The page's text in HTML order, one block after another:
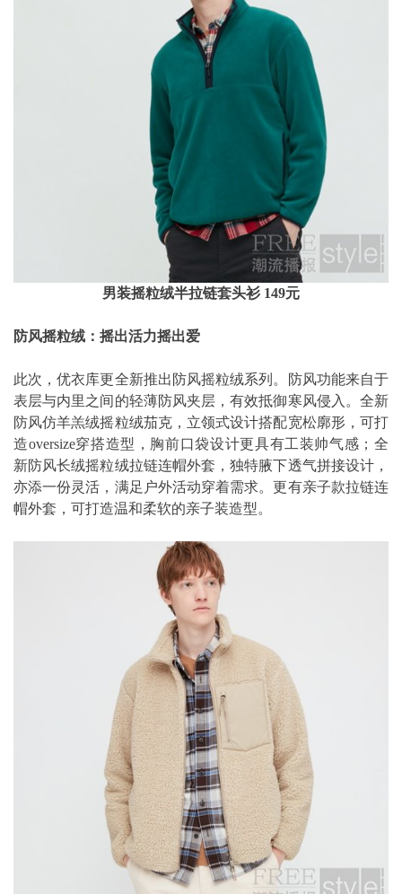
男装摇粒绒半拉链套头衫 149元
防风摇粒绒：摇出活力摇出爱
此次，优衣库更全新推出防风摇粒绒系列。防风功能来自于
表层与内里之间的轻薄防风夹层，有效抵御寒风侵入。全新
防风仿羊羔绒摇粒绒茄克，立领式设计搭配宽松廓形，可打
造oversize穿搭造型，胸前口袋设计更具有工装帅气感；全
新防风长绒摇粒绒拉链连帽外套，独特腋下透气拼接设计，
亦添一份灵活，满足户外活动穿着需求。更有亲子款拉链连
帽外套，可打造温和柔软的亲子装造型。